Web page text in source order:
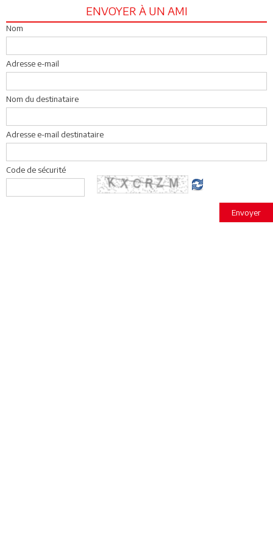
ENVOYER À UN AMI
Nom
Adresse e-mail
Nom du destinataire
Adresse e-mail destinataire
Code de sécurité
Envoyer